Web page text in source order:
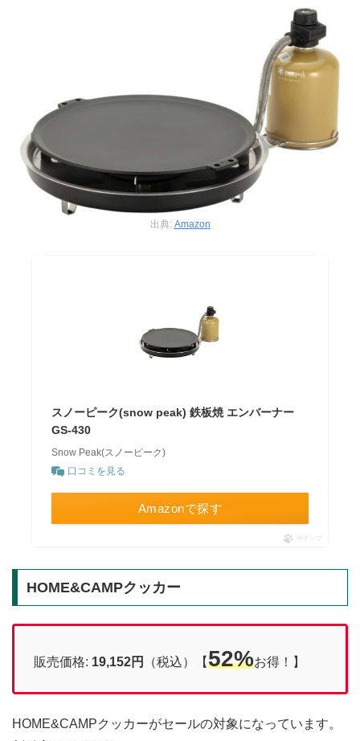
出典: Amazon
スノーピーク(snow peak) 鉄板焼 エンバーナー
GS-430
Snow Peak(スノーピーク)
口コミを見る
Amazonで探す
ポチップ
HOME&CAMPクッカー
販売価格: 19,152円 （税込）【52%お得！】
HOME&CAMPクッカーがセールの対象になっています。